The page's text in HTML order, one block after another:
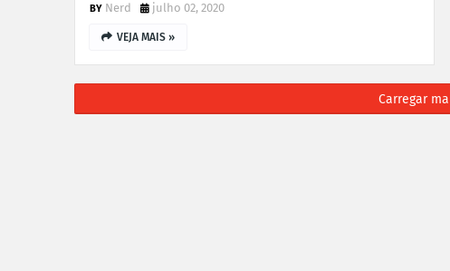
Nerd
julho 02, 2020
VEJA MAIS »
Carregar